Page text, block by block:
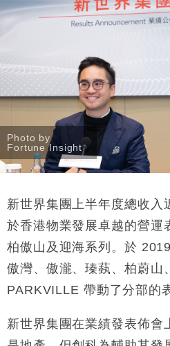
12:44
財經｜日本春季三度入
日圓干預創新高
國際｜特朗普料美伊戰
15:59
財經｜SA售股自救後
司
Photo by
Fortune Insight
新世界集團上半年度總收入
於香港物業發展卓越的營運
柏傲山及迎海系列。於 2019
傲灣、傲瀧、瑧蓺、柏蔚山
PARKVILLE 帶動了分部的
新世界集團在業績發表佈會